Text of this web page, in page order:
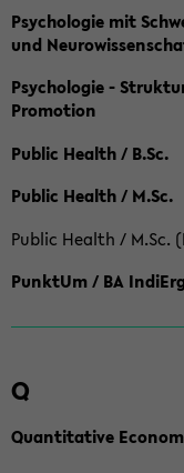
Psychologie mit
und
Psychologie -
Promotion
Public Health / B.Sc.
Public Health / M.Sc.
Public Health / M.Sc.
PunktUm / BA
Q
Quantitative